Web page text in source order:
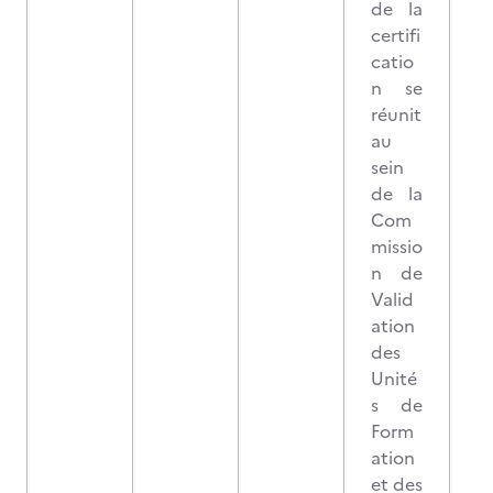
de la
certifi
catio
n se
réunit
au
sein
de la
Com
missio
n de
Valid
ation
des
Unité
s de
Form
ation
et des